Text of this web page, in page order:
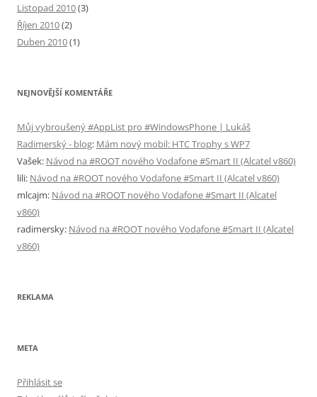
Listopad 2010(3)
Říjen 2010(2)
Duben 2010(1)
NEJNOVĚJŠÍ KOMENTÁŘE
Můj vybroušený #AppList pro #WindowsPhone | Lukáš
Radimerský - blog: Mám nový mobil: HTC Trophy s WP7
Vašek: Návod na #ROOT nového Vodafone #Smart II (Alcatel v860)
lili: Návod na #ROOT nového Vodafone #Smart II (Alcatel v860)
mlcajm: Návod na #ROOT nového Vodafone #Smart II (Alcatel
v860)
radimersky: Návod na #ROOT nového Vodafone #Smart II (Alcatel
v860)
REKLAMA
META
Přihlásit se